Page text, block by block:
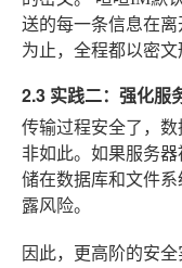
送的每一条信息在
为止，全程都以密文
2.3 实践二：强化服
传输过程安全了，
非如此。如果服务
储在数据库和文件
露风险。
因此，更高阶的安